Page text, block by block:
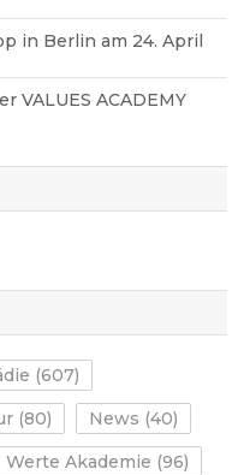
in Berlin am 24. April
VALUES ACADEMY
(607)
(80) News (40)
Werte Akademie (96)